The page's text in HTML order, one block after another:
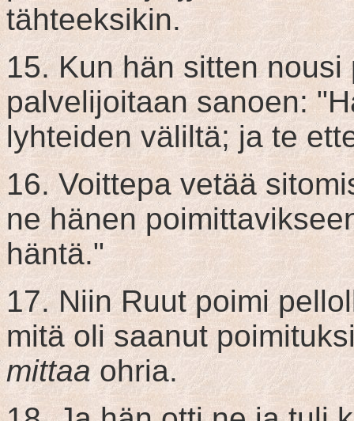
tähteeksikin.
15. Kun hän sitten
palvelijoitaan sanoen:
lyhteiden väliltä; ja te
16. Voittepa vetää
ne hänen
häntä."
17. Niin Ruut poimi
mitä oli saanut
mittaaohria.